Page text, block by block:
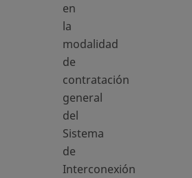
en
la
modalidad
de
contratación
general
del
Sistema
de
Interconexión